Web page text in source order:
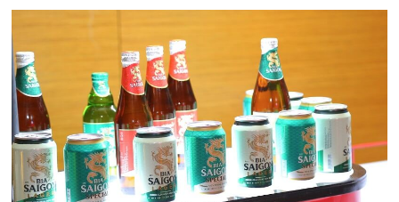
bia. Ngoài tìm kiếm được câu trả lời cho thắc mắc bạn
đang cần gỡ, bạn còn có thể học hỏi những kinh nghiệm
từ những người đã đi trước ở trong ngành hàng này.